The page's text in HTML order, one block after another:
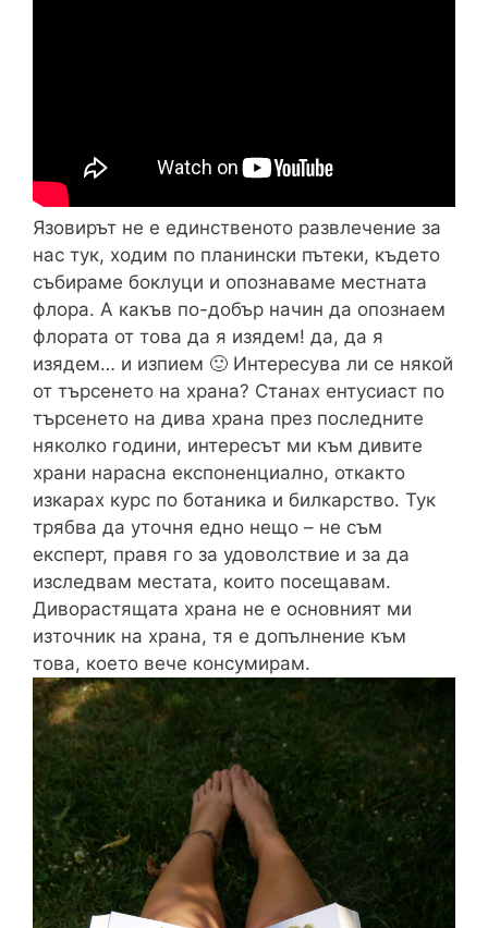
Язовирът не е единственото развлечение за
нас тук, ходим по планински пътеки, където
събираме боклуци и опознаваме местната
флора. А какъв по-добър начин да опознаем
флората от това да я изядем! да, да я
изядем… и изпием 🙂 Интересува ли се някой
от търсенето на храна? Станах ентусиаст по
търсенето на дива храна през последните
няколко години, интересът ми към дивите
храни нарасна експоненциално, откакто
изкарах курс по ботаника и билкарство. Тук
трябва да уточня едно нещо – не съм
експерт, правя го за удоволствие и за да
изследвам местата, които посещавам.
Диворастящата храна не е основният ми
източник на храна, тя е допълнение към
това, което вече консумирам.